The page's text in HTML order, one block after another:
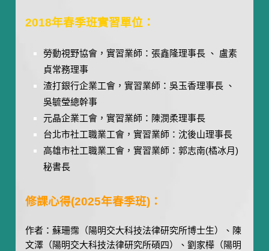
2018年春季班實習單位：
勞動視野協會，實習業師：張鑫隆理事長 、 盧素
貞常務理事
渣打銀行企業工會，實習業師：吳玉香理事長 、
吳毓瑩總幹事
元晶企業工會，實習業師：陳潣柔理事長
台北市社工職業工會，實習業師：沈後山理事長
高雄市社工職業工會，實習業師：郭志南(橘冰月)
秘書長
修課心得(2025年春季班)：
作者：蘇珊霈（陽明交大科技法律研究所博士生）、陳
文澤（陽明交大科技法律研究所碩四）、劉家樺（陽明